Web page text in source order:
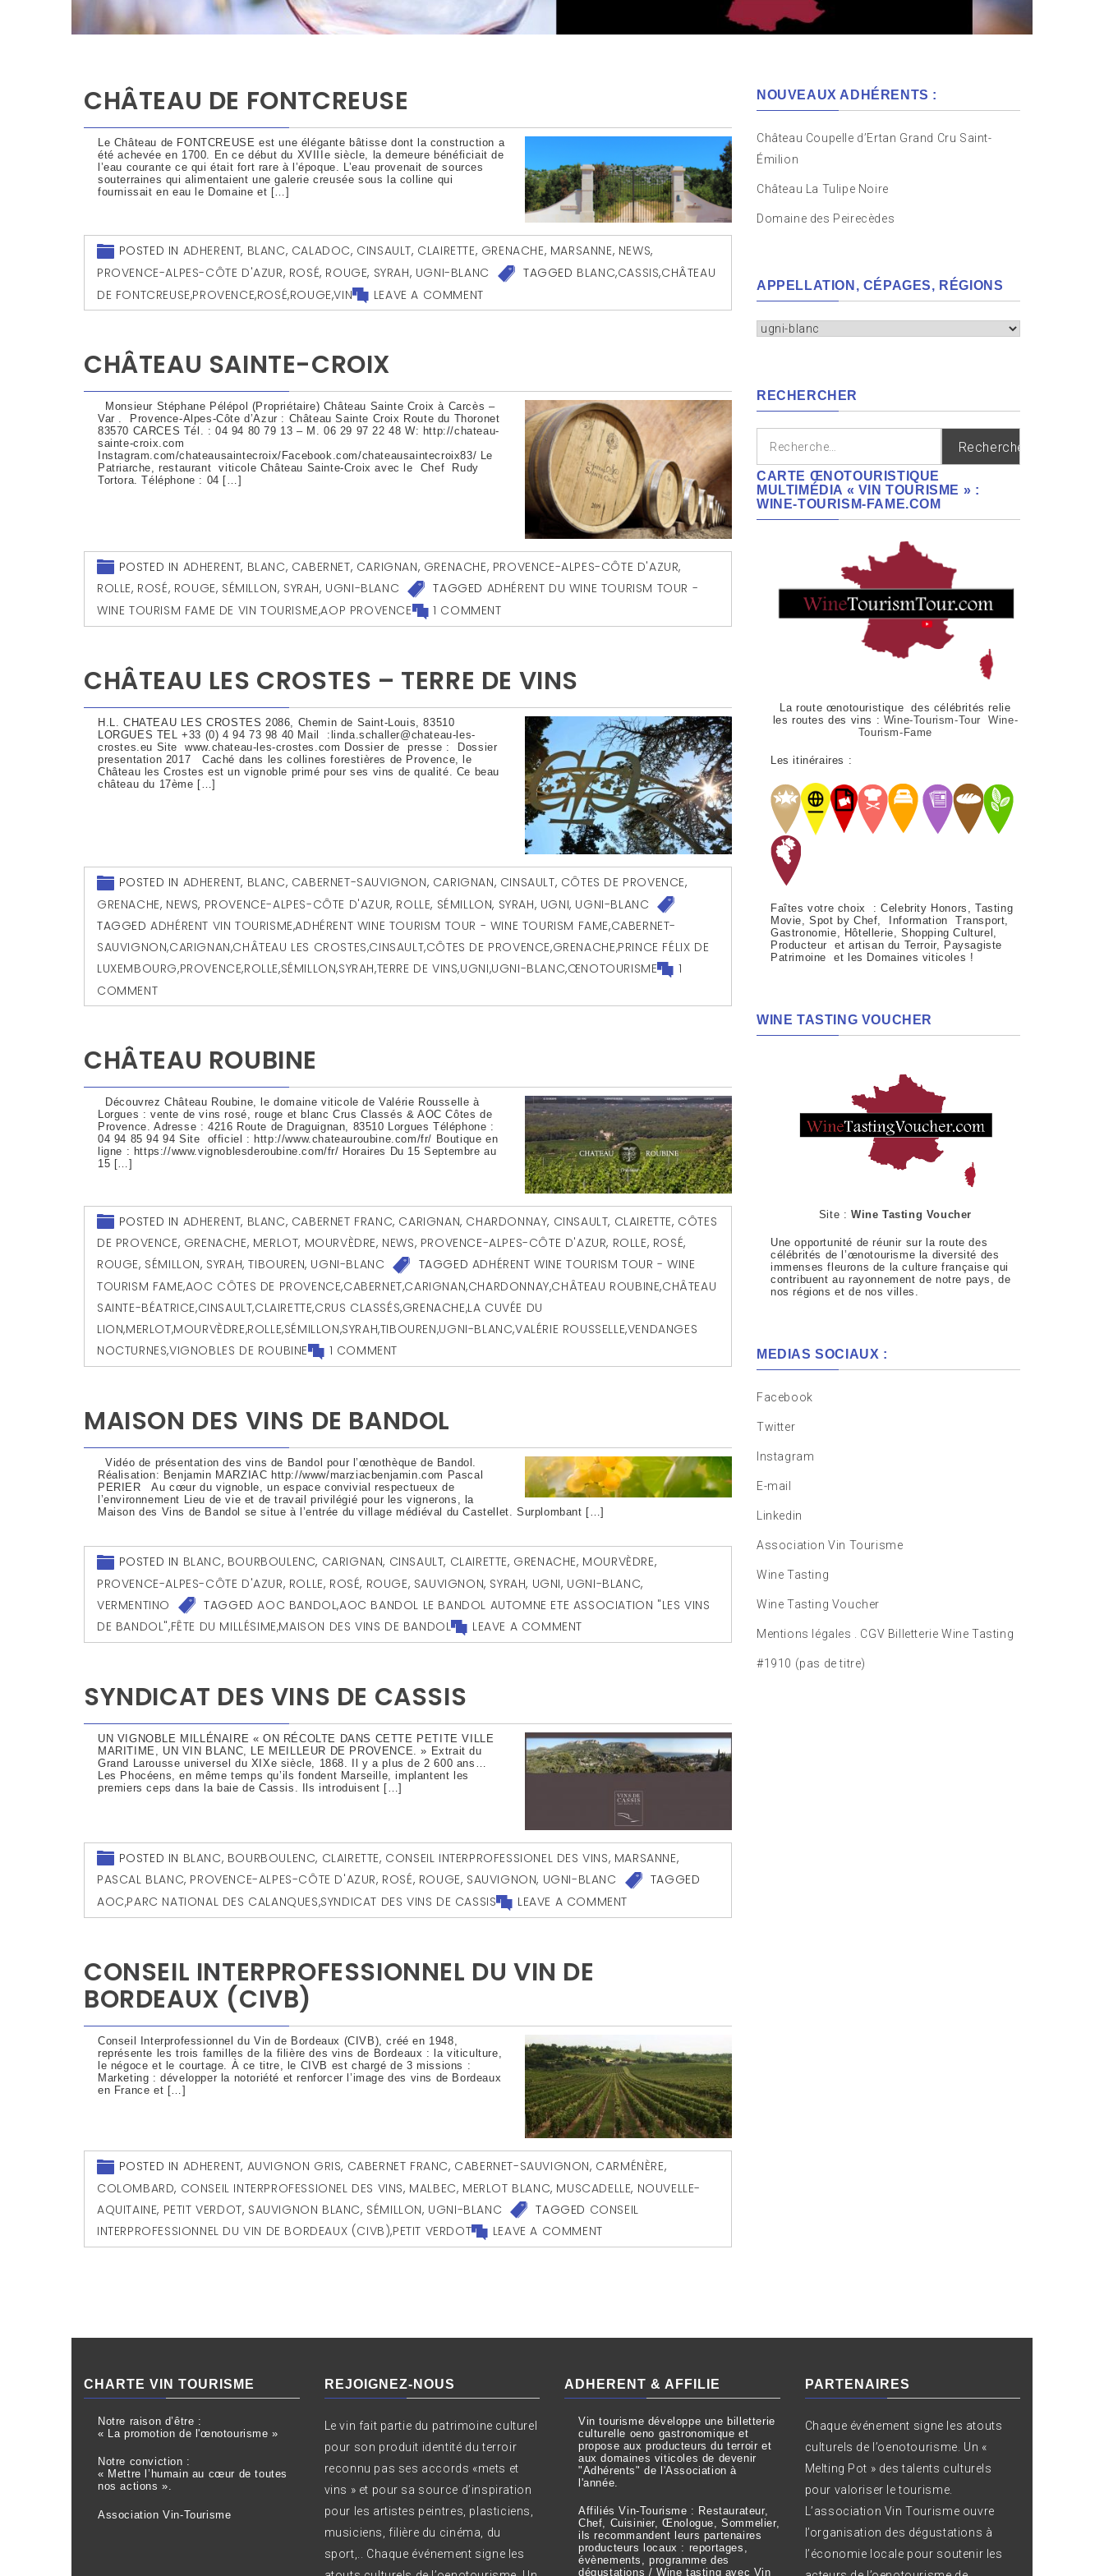
CHÂTEAU DE FONTCREUSE
Le Château de FONTCREUSE est une élégante bâtisse dont la construction a
été achevée en 1700. En ce début du XVIIIe siècle, la demeure bénéficiait de
l’eau courante ce qui était fort rare à l’époque. L’eau provenait de sources
souterraines qui alimentaient une galerie creusée sous la colline qui
fournissait en eau le Domaine et […]
POSTED IN ADHERENT, BLANC, CALADOC, CINSAULT, CLAIRETTE, GRENACHE, MARSANNE, NEWS,
PROVENCE-ALPES-CÔTE D'AZUR, ROSÉ, ROUGE, SYRAH, UGNI-BLANC TAGGED BLANC,CASSIS,CHÂTEAU
DE FONTCREUSE,PROVENCE,ROSÉ,ROUGE,VIN LEAVE A COMMENT
CHÂTEAU SAINTE-CROIX
Monsieur Stéphane Pélépol (Propriétaire) Château Sainte Croix à Carcès –
Var . Provence-Alpes-Côte d’Azur : Château Sainte Croix Route du Thoronet
83570 CARCES Tél. : 04 94 80 79 13 – M. 06 29 97 22 48 W: http://chateau-
sainte-croix.com
Instagram.com/chateausaintecroix/Facebook.com/chateausaintecroix83/ Le
Patriarche, restaurant viticole Château Sainte-Croix avec le Chef Rudy
Tortora. Téléphone : 04 […]
POSTED IN ADHERENT, BLANC, CABERNET, CARIGNAN, GRENACHE, PROVENCE-ALPES-CÔTE D'AZUR,
ROLLE, ROSÉ, ROUGE, SÉMILLON, SYRAH, UGNI-BLANC TAGGED ADHÉRENT DU WINE TOURISM TOUR -
WINE TOURISM FAME DE VIN TOURISME,AOP PROVENCE 1 COMMENT
CHÂTEAU LES CROSTES – TERRE DE VINS
H.L. CHATEAU LES CROSTES 2086, Chemin de Saint-Louis, 83510
LORGUES TEL +33 (0) 4 94 73 98 40 Mail :linda.schaller@chateau-les-
crostes.eu Site www.chateau-les-crostes.com Dossier de presse : Dossier
presentation 2017 Caché dans les collines forestières de Provence, le
Château les Crostes est un vignoble primé pour ses vins de qualité. Ce beau
château du 17ème […]
POSTED IN ADHERENT, BLANC, CABERNET-SAUVIGNON, CARIGNAN, CINSAULT, CÔTES DE PROVENCE,
GRENACHE, NEWS, PROVENCE-ALPES-CÔTE D'AZUR, ROLLE, SÉMILLON, SYRAH, UGNI, UGNI-BLANC
TAGGEDADHÉRENT VIN TOURISME,ADHÉRENT WINE TOURISM TOUR - WINE TOURISM FAME,CABERNET-
SAUVIGNON,CARIGNAN,CHÂTEAU LES CROSTES,CINSAULT,CÔTES DE PROVENCE,GRENACHE,PRINCE FÉLIX DE
LUXEMBOURG,PROVENCE,ROLLE,SÉMILLON,SYRAH,TERRE DE VINS,UGNI,UGNI-BLANC,ŒNOTOURISME
1
COMMENT
CHÂTEAU ROUBINE
Découvrez Château Roubine, le domaine viticole de Valérie Rousselle à
Lorgues : vente de vins rosé, rouge et blanc Crus Classés & AOC Côtes de
Provence. Adresse : 4216 Route de Draguignan, 83510 Lorgues Téléphone :
04 94 85 94 94 Site officiel : http://www.chateauroubine.com/fr/ Boutique en
ligne : https://www.vignoblesderoubine.com/fr/ Horaires Du 15 Septembre au
15 […]
POSTED IN ADHERENT, BLANC, CABERNET FRANC, CARIGNAN, CHARDONNAY, CINSAULT, CLAIRETTE, CÔTES
DE PROVENCE, GRENACHE, MERLOT, MOURVÈDRE, NEWS, PROVENCE-ALPES-CÔTE D'AZUR, ROLLE, ROSÉ,
ROUGE, SÉMILLON, SYRAH,TIBOUREN, UGNI-BLANC TAGGED ADHÉRENT WINE TOURISM TOUR - WINE
TOURISM FAME,AOC CÔTES DE PROVENCE,CABERNET,CARIGNAN,CHARDONNAY,CHÂTEAU ROUBINE,CHÂTEAU
SAINTE-BÉATRICE,CINSAULT,CLAIRETTE,CRUS CLASSÉS,GRENACHE,LA CUVÉE DU
LION,MERLOT,MOURVÈDRE,ROLLE,SÉMILLON,SYRAH,TIBOUREN,UGNI-BLANC,VALÉRIE ROUSSELLE,VENDANGES
NOCTURNES,VIGNOBLES DE ROUBINE 1 COMMENT
MAISON DES VINS DE BANDOL
Vidéo de présentation des vins de Bandol pour l’œnothèque de Bandol.
Réalisation: Benjamin MARZIAC http://www/marziacbenjamin.com Pascal
PERIER Au cœur du vignoble, un espace convivial respectueux de
l’environnement Lieu de vie et de travail privilégié pour les vignerons, la
Maison des Vins de Bandol se situe à l’entrée du village médiéval du Castellet. Surplombant […]
POSTED IN BLANC, BOURBOULENC, CARIGNAN, CINSAULT, CLAIRETTE, GRENACHE, MOURVÈDRE,
PROVENCE-ALPES-CÔTE D'AZUR, ROLLE, ROSÉ, ROUGE, SAUVIGNON, SYRAH, UGNI, UGNI-BLANC,
VERMENTINO
TAGGEDAOC BANDOL,AOC BANDOL LE BANDOL AUTOMNE ETE ASSOCIATION "LES VINS
DE BANDOL",FÊTE DU MILLÉSIME,MAISON DES VINS DE BANDOL LEAVE A COMMENT
SYNDICAT DES VINS DE CASSIS
UN VIGNOBLE MILLÉNAIRE « ON RÉCOLTE DANS CETTE PETITE VILLE
MARITIME, UN VIN BLANC, LE MEILLEUR DE PROVENCE. » Extrait du
Grand Larousse universel du XIXe siècle, 1868. Il y a plus de 2 600 ans…
Les Phocéens, en même temps qu’ils fondent Marseille, implantent les
premiers ceps dans la baie de Cassis. Ils introduisent […]
POSTED IN BLANC, BOURBOULENC, CLAIRETTE, CONSEIL INTERPROFESSIONEL DES VINS, MARSANNE,
PASCAL BLANC, PROVENCE-ALPES-CÔTE D'AZUR, ROSÉ, ROUGE, SAUVIGNON, UGNI-BLANC
TAGGED
AOC,PARC NATIONAL DES CALANQUES,SYNDICAT DES VINS DE CASSIS LEAVE A COMMENT
CONSEIL INTERPROFESSIONNEL DU VIN DE
BORDEAUX (CIVB)
Conseil Interprofessionnel du Vin de Bordeaux (CIVB), créé en 1948,
représente les trois familles de la filière des vins de Bordeaux : la viticulture,
le négoce et le courtage. À ce titre, le CIVB est chargé de 3 missions :
Marketing : développer la notoriété et renforcer l’image des vins de Bordeaux
en France et […]
POSTED IN ADHERENT, AUVIGNON GRIS, CABERNET FRANC, CABERNET-SAUVIGNON, CARMÉNÈRE,
COLOMBARD, CONSEIL INTERPROFESSIONEL DES VINS, MALBEC, MERLOT BLANC, MUSCADELLE, NOUVELLE-
AQUITAINE, PETIT VERDOT, SAUVIGNON BLANC, SÉMILLON, UGNI-BLANC TAGGED CONSEIL
INTERPROFESSIONNEL DU VIN DE BORDEAUX (CIVB),PETIT VERDOT LEAVE A COMMENT
NOUVEAUX ADHÉRENTS :
Château Coupelle d’Ertan Grand Cru Saint-
Émilion
Château La Tulipe Noire
Domaine des Peirecèdes
APPELLATION, CÉPAGES, RÉGIONS
Appellation,
RECHERCHER
CARTE ŒNOTOURISTIQUE
MULTIMÉDIA « VIN TOURISME » :
WINE-TOURISM-FAME.COM
La route œnotouristique des célébrités relie
les routes des vins : Wine-Tourism-Tour Wine-
Tourism-Fame
Les itinéraires :
Faîtes votre choix : Celebrity Honors, Tasting
Movie, Spot by Chef, Information Transport,
Gastronomie, Hôtellerie, Shopping Culturel,
Producteur et artisan du Terroir, Paysagiste
Patrimoine et les Domaines viticoles !
WINE TASTING VOUCHER
Site :Wine Tasting Voucher
Une opportunité de réunir sur la route des
célébrités de l’œnotourisme la diversité des
immenses fleurons de la culture française qui
contribuent au rayonnement de notre pays, de
nos régions et de nos villes.
MEDIAS SOCIAUX :
Facebook
Twitter
Instagram
E-mail
Linkedin
Association Vin Tourisme
Wine Tasting
Wine Tasting Voucher
Mentions légales . CGV Billetterie Wine Tasting
#1910 (pas de titre)
CHARTE VIN TOURISME
Notre raison d’être :
« La promotion de l'œnotourisme »
Notre conviction :
« Mettre l’humain au cœur de toutes
nos actions ».
Association Vin-Tourisme
REJOIGNEZ-NOUS
Le vin fait partie du patrimoine culturel
pour son produit identité du terroir
reconnu pas ses accords «mets et
vins » et pour sa source d’inspiration
pour les artistes peintres, plasticiens,
musiciens, filière du cinéma, du
sport,.. Chaque événement signe les
ADHERENT & AFFILIE
Vin tourisme développe une billetterie
culturelle oeno gastronomique et
propose aux producteurs du terroir et
aux domaines viticoles de devenir
"Adhérents" de l'Association à
l'année.
Affiliés Vin-Tourisme : Restaurateur,
Chef, Cuisinier, Œnologue, Sommelier,
ils recommandent leurs partenaires
producteurs locaux : reportages,
évènements, programme des
dégustations / Wine tasting avec Vin
PARTENAIRES
Chaque événement signe les atouts
culturels de l’oenotourisme. Un «
Melting Pot » des talents culturels
pour valoriser le tourisme.
L’association Vin Tourisme ouvre
l’organisation des dégustations à
l’économie locale pour soutenir les